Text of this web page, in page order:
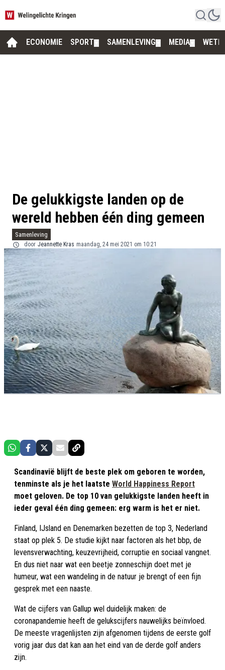
ECONOMIE SPORT SAMENLEVING MEDIA
De gelukkigste landen op de
wereld hebben één ding gemeen
Samenleving
door Jeannette Kras maandag, 24 mei 2021 om 10:21
Scandinavië blijft de beste plek om geboren te worden,
tenminste als je het laatste World Happiness Report
moet geloven. De top 10 van gelukkigste landen heeft in
ieder geval één ding gemeen: erg warm is het er niet.
Finland, IJsland en Denemarken bezetten de top 3, Nederland
staat op plek 5. De studie kijkt naar factoren als het bbp, de
levensverwachting, keuzevrijheid, corruptie en sociaal vangnet.
En dus niet naar wat een beetje zonneschijn doet met je
humeur, wat een wandeling in de natuur je brengt of een fijn
gesprek met een naaste.
Wat de cijfers van Gallup wel duidelijk maken: de
coronapandemie heeft de gelukscijfers nauwelijks beïnvloed.
De meeste vragenlijsten zijn afgenomen tijdens de eerste golf
vorig jaar dus dat kan aan het eind van de derde golf anders
zijn.